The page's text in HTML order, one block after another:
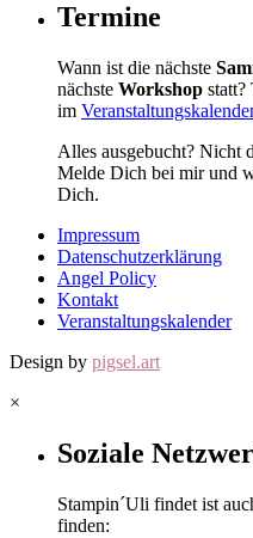
Termine
Wann ist die nächste
nächste Workshop
im Veranstaltungskalender
Alles ausgebucht? Nicht
Melde Dich bei mir und
Dich.
Impressum
Datenschutzerklärung
Angel Policy
Kontakt
Veranstaltungskalender
Design by pigsel.art
×
Soziale
Stampin´Uli findet ist
finden: